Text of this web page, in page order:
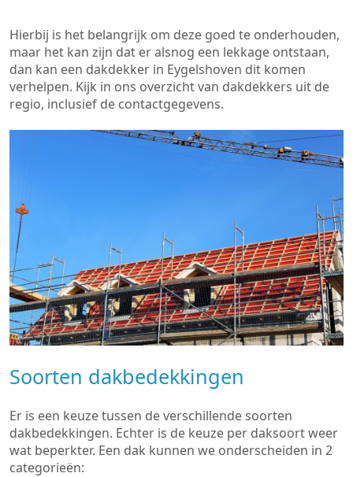
Hierbij is het belangrijk om deze goed te onderhouden,
maar het kan zijn dat er alsnog een lekkage ontstaan,
dan kan een dakdekker in Eygelshoven dit komen
verhelpen. Kijk in ons overzicht van dakdekkers uit de
regio, inclusief de contactgegevens.
Soorten dakbedekkingen
Er is een keuze tussen de verschillende soorten
dakbedekkingen. Echter is de keuze per daksoort weer
wat beperkter. Een dak kunnen we onderscheiden in 2
categorieën: